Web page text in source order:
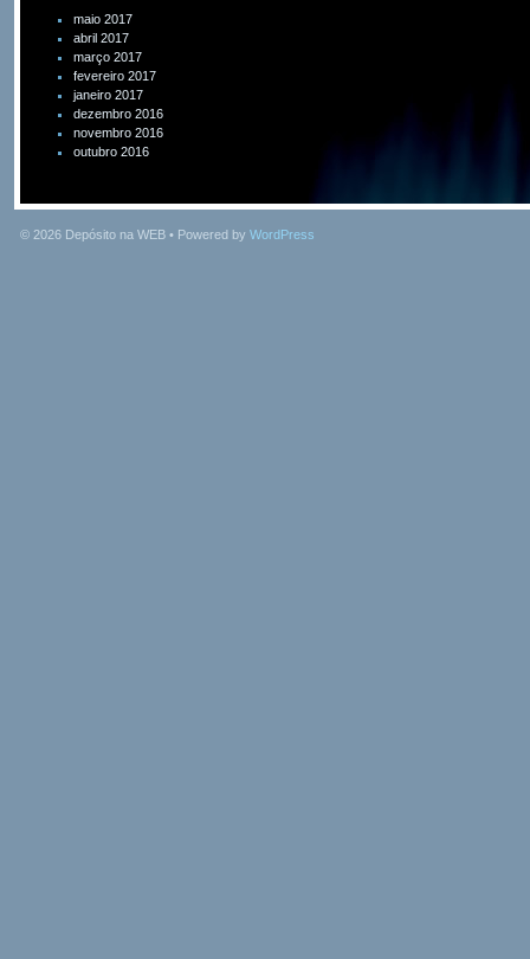
maio 2017
abril 2017
março 2017
fevereiro 2017
janeiro 2017
dezembro 2016
novembro 2016
outubro 2016
© 2026 Depósito na WEB • Powered by WordPress